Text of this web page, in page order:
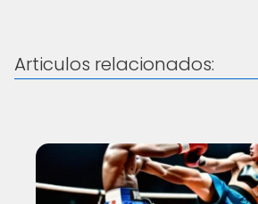
Articulos relacionados: